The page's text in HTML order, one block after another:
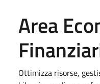
Area
Ottimizza risorse,